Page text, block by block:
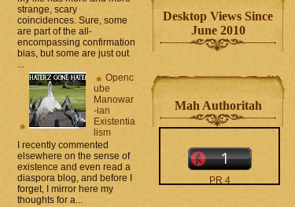
strange, scary
coincidences. Sure, some
are part of the all-
encompassing confirmation
bias, but some are just out
Openc
ube
Manowar
-ian
Existentia
lism
I recently commented
elsewhere on the sense of
existence and even read a
diaspora blog, and before I
forget, I mirror here my
thoughts for a...
Desktop Views Since
June 2010
Mah Authoritah
PR 4